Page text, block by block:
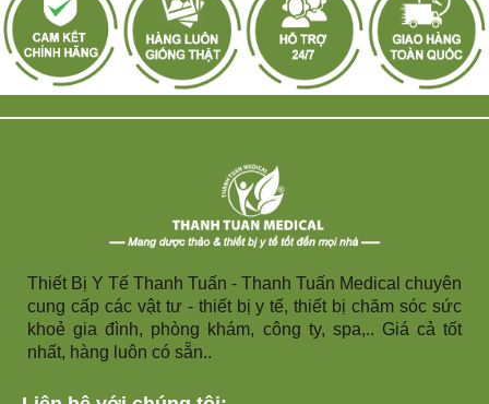
Thiết Bị Y Tế Thanh Tuấn - Thanh Tuấn Medical chuyên
cung cấp các vật tư - thiết bị y tế, thiết bị chăm sóc sức
khoẻ gia đình, phòng khám, công ty, spa,.. Giá cả tốt
nhất, hàng luôn có sẵn..